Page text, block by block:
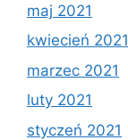
maj 2021
kwiecień 2021
marzec 2021
luty 2021
styczeń 2021